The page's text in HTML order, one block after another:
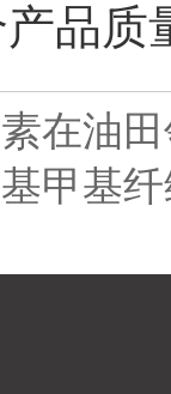
品质
在油
甲基